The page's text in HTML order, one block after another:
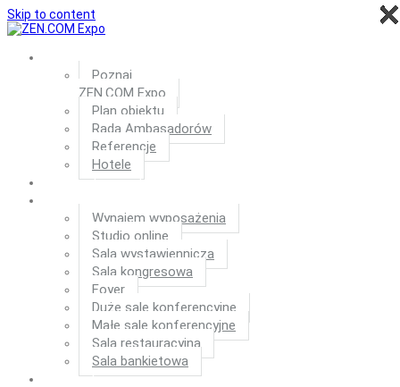
Skip to content
ZEN.COM Expo
Poznaj
ZEN.COM Expo
Plan obiektu
Rada Ambasadorów
Referencje
Hotele
Kalendarz wydarzeń
Wynajem
Wynajem wyposażenia
Studio online
Sala wystawiennicza
Sala kongresowa
Foyer
Duże sale konferencyjne
Małe sale konferencyjne
Sala restauracyjna
Sala bankietowa
Aktualności
×
×
×
×
×
×
×
×
×
×
×
×
×
×
×
×
×
×
×
×
×
×
×
×
×
×
×
×
×
×
×
×
×
×
×
×
×
×
×
×
×
×
×
×
×
×
×
×
×
×
×
×
×
×
×
×
×
×
×
×
×
×
×
×
×
×
×
×
×
×
×
×
×
×
×
×
×
×
×
×
×
×
×
×
×
×
×
×
×
×
×
×
×
×
×
×
×
×
×
×
×
×
×
×
×
×
×
×
×
×
×
×
×
×
×
×
×
×
×
×
×
×
×
×
×
×
×
×
×
×
×
×
×
×
×
×
×
×
×
×
×
×
×
×
×
×
×
×
×
×
×
×
×
×
×
×
×
×
×
×
×
×
×
×
×
×
×
×
×
×
×
×
×
×
×
×
×
×
×
×
×
×
×
×
×
×
×
×
×
×
×
×
×
×
×
×
×
×
×
×
×
×
×
×
×
×
×
×
×
×
×
×
×
×
×
×
×
×
×
×
×
×
×
×
×
×
×
×
×
×
×
×
×
×
×
×
×
×
×
×
×
×
×
×
×
×
×
×
×
×
×
×
×
×
×
×
×
×
×
×
×
×
×
×
×
×
×
×
×
×
×
×
×
×
×
×
×
×
×
×
×
×
×
×
×
×
×
×
×
×
×
×
×
×
×
×
×
×
×
×
×
×
×
×
×
×
×
×
×
×
×
×
×
×
×
×
×
×
×
×
×
×
×
×
×
×
×
×
×
×
×
×
×
×
×
×
×
×
×
×
×
×
×
×
×
×
×
×
×
×
×
×
×
×
×
×
×